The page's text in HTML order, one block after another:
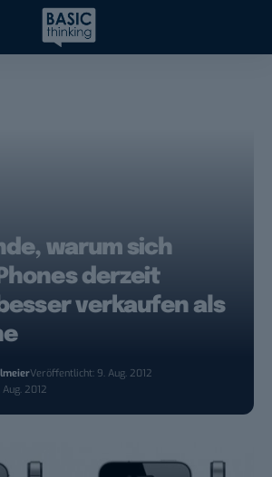
warum sich
derzeit
verkaufen als
Veröffentlicht: 9. Aug. 2012
2012